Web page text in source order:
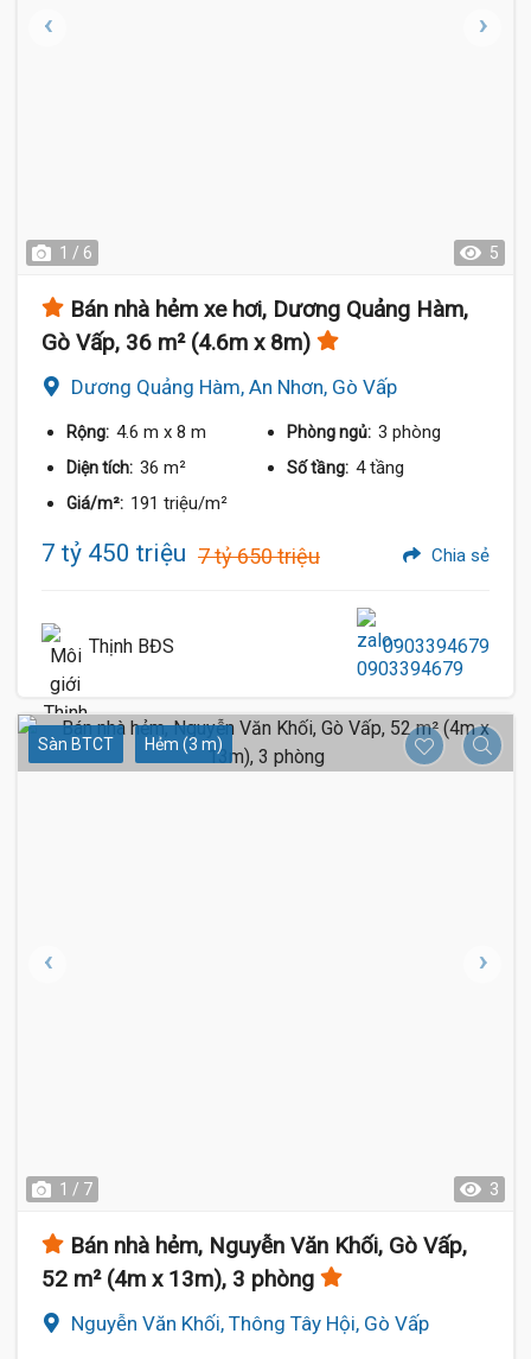
1 / 6 5
Bán nhà hẻm xe hơi, Dương Quảng Hàm,
Gò Vấp, 36 m² (4.6m x 8m)
Dương Quảng Hàm, An Nhơn, Gò Vấp
Rộng: 4.6 m x 8 m Phòng ngủ: 3 phòng
Diện tích: 36 m² Số tầng: 4 tầng
Giá/m²: 191 triệu/m²
7 tỷ 450 triệu 7 tỷ 650 triệu Chia sẻ
Thịnh BĐS 0903394679
Sàn BTCT Hẻm (3 m)
1 / 7 3
Bán nhà hẻm, Nguyễn Văn Khối, Gò Vấp,
52 m² (4m x 13m), 3 phòng
Nguyễn Văn Khối, Thông Tây Hội, Gò Vấp